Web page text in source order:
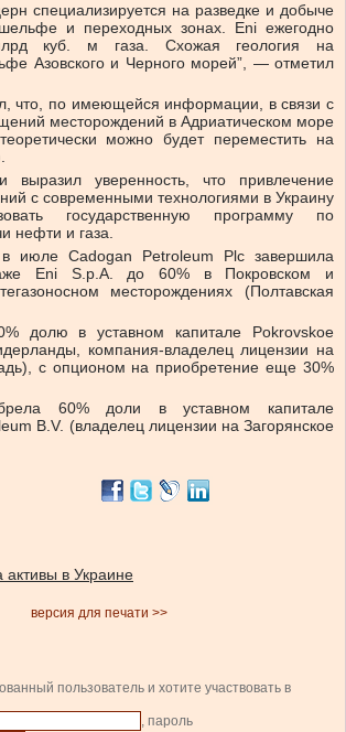
специализируется на разведке и добыче
и переходных зонах. Eni ежегодно
куб. м газа. Схожая геология на
Азовского и Черного морей”, — отметил
что, по имеющейся информации, в связи с
месторождений в Адриатическом море
можно будет переместить на
выразил уверенность, что привлечение
с современными технологиями в Украину
государственную программу по
нефти и газа.
июле Cadogan Petroleum Plc завершила
Eni S.p.A. до 60% в Покровском и
месторождениях (Полтавская
долю в уставном капитале Pokrovskoe
компания-владелец лицензии на
с опционом на приобретение еще 30%
60% доли в уставном капитале
B.V. (владелец лицензии на Загорянское
активы в Украине
версия для печати >>
пользователь и хотите участвовать в
, пароль